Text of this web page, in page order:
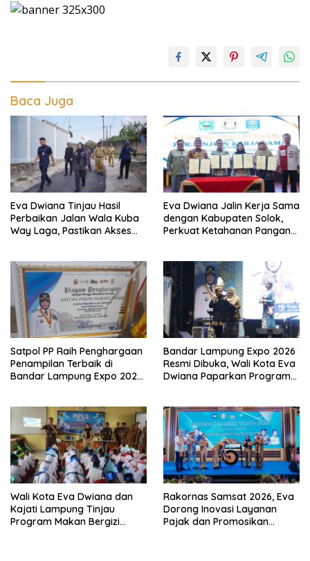
Baca Juga
Eva Dwiana Tinjau Hasil
Perbaikan Jalan Wala Kuba
Way Laga, Pastikan Akses
Eva Dwiana Jalin Kerja Sama
dengan Kabupaten Solok,
Perkuat Ketahanan Pangan
Satpol PP Raih Penghargaan
Penampilan Terbaik di
Bandar Lampung Expo 2026,
Masyarakat
Bandar Lampung Expo 2026
Resmi Dibuka, Wali Kota Eva
Dwiana Paparkan Program
Lampung
Wali Kota Eva Dwiana dan
Kajati Lampung Tinjau
Program Makan Bergizi
Rakornas Samsat 2026, Eva
Dorong Inovasi Layanan
Pajak dan Promosikan